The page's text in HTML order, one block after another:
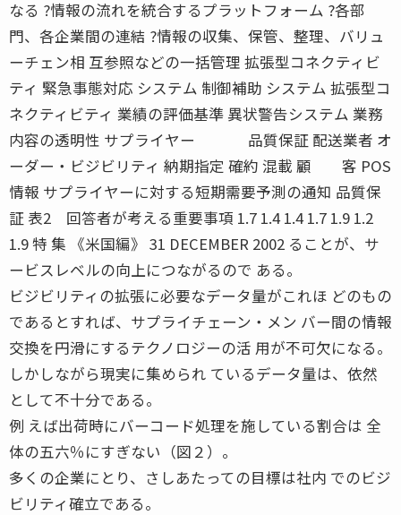
なる ?情報の流れを統合するプラットフォーム ?各部
門、各企業間の連結 ?情報の収集、保管、整理、バリュ
ーチェン相 互参照などの一括管理 拡張型コネクティビ
ティ 緊急事態対応 システム 制御補助 システム 拡張型コ
ネクティビティ 業績の評価基準 異状警告システム 業務
内容の透明性 サプライヤー 品質保証 配送業者 オ
ーダー・ビジビリティ 納期指定 確約 混載 顧 客 POS
情報 サプライヤーに対する短期需要予測の通知 品質保
証 表2 回答者が考える重要事項 1.7 1.4 1.4 1.7 1.9 1.2
1.9 特 集 《米国編》 31 DECEMBER 2002 ることが、サ
ービスレベルの向上につながるので ある。
ビジビリティの拡張に必要なデータ量がこれほ どのもの
であるとすれば、サプライチェーン・メン バー間の情報
交換を円滑にするテクノロジーの活 用が不可欠になる。
しかしながら現実に集められ ているデータ量は、依然
として不十分である。
例 えば出荷時にバーコード処理を施している割合は 全
体の五六％にすぎない（図２）。
多くの企業にとり、さしあたっての目標は社内 でのビジ
ビリティ確立である。